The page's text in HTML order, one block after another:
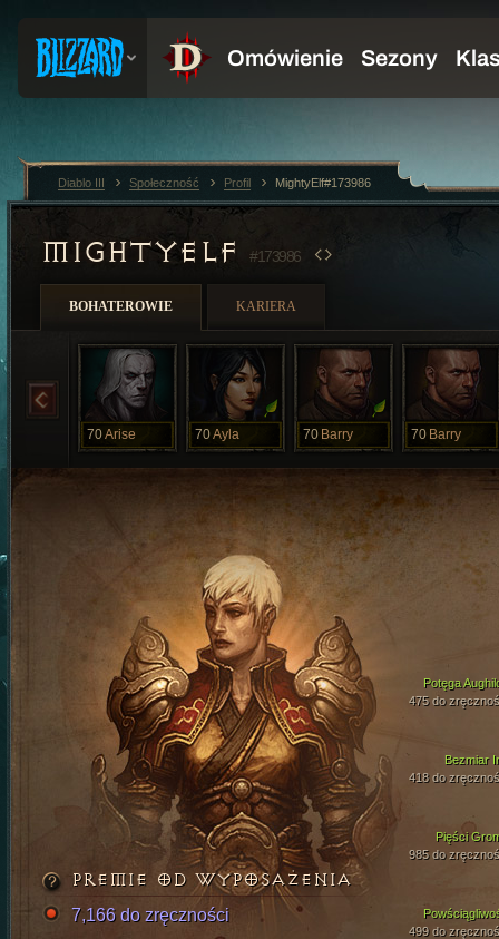
MIGHTYELF #173986
BOHATEROWIE KARIERA
70Arise 70Ayla 70 Barry 70 Barry
Bezmiar
418 do
Pięści
985 do
Potęga
475 do
499 do
PREMIE OD WYPOSAŻENIA
7,166 do zręczności
Diablo III Społeczność Profil MightyElf#173986